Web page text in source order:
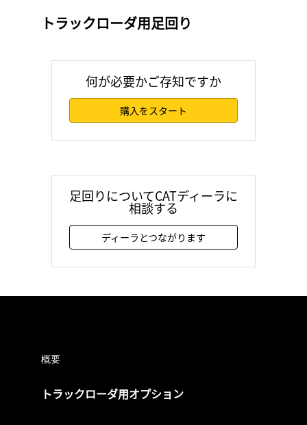
トラックローダ用足回り
何が必要かご存知ですか
購入をスタート
足回りについてCATディーラに
相談する
ディーラとつながります
概要
トラックローダ用オプション